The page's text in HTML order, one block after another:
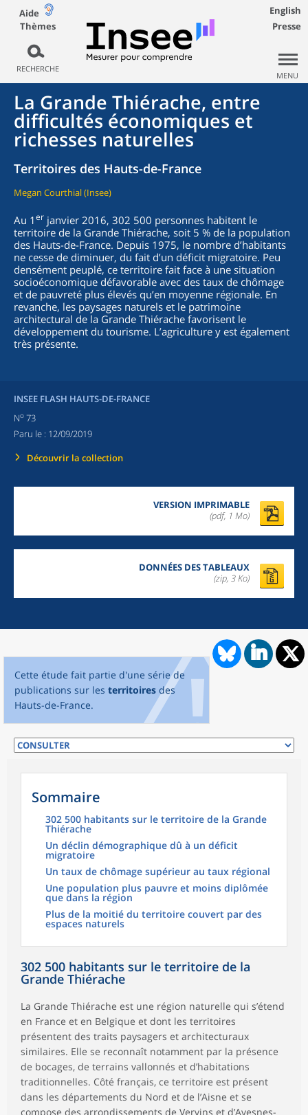
Aide
Thèmes
RECHERCHE
English
Presse
MENU
La Grande Thiérache, entre
difficultés économiques et
richesses naturelles
Territoires des Hauts-de-France
Megan Courthial (Insee)
Au 1er janvier 2016, 302 500 personnes habitent le
territoire de la Grande Thiérache, soit 5 % de la population
des Hauts-de-France. Depuis 1975, le nombre d’habitants
ne cesse de diminuer, du fait d’un déficit migratoire. Peu
densément peuplé, ce territoire fait face à une situation
socioéconomique défavorable avec des taux de chômage
et de pauvreté plus élevés qu’en moyenne régionale. En
revanche, les paysages naturels et le patrimoine
architectural de la Grande Thiérache favorisent le
développement du tourisme. L’agriculture y est également
très présente.
INSEE FLASH HAUTS-DE-FRANCE
No 73
Paru le : 12/09/2019
Découvrir la collection
VERSION IMPRIMABLE
(pdf, 1 Mo)
DONNÉES DES TABLEAUX
(zip, 3 Ko)
Cette étude fait partie d'une série de
publications sur les territoires des
Hauts-de-France.
Sommaire
302 500 habitants sur le territoire de la Grande
Thiérache
Un déclin démographique dû à un déficit
migratoire
Un taux de chômage supérieur au taux régional
Une population plus pauvre et moins diplômée
que dans la région
Plus de la moitié du territoire couvert par des
espaces naturels
302 500 habitants sur le territoire de la
Grande Thiérache
La Grande Thiérache est une région naturelle qui s’étend
en France et en Belgique et dont les territoires
présentent des traits paysagers et architecturaux
similaires. Elle se reconnaît notamment par la présence
de bocages, de terrains vallonnés et d’habitations
traditionnelles. Côté français, ce territoire est présent
dans les départements du Nord et de l’Aisne et se
compose des arrondissements de Vervins et d’Avesnes-